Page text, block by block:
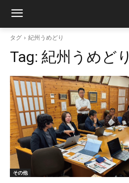
タグ 紀州うめどり
Tag: 紀州うめどり
その他